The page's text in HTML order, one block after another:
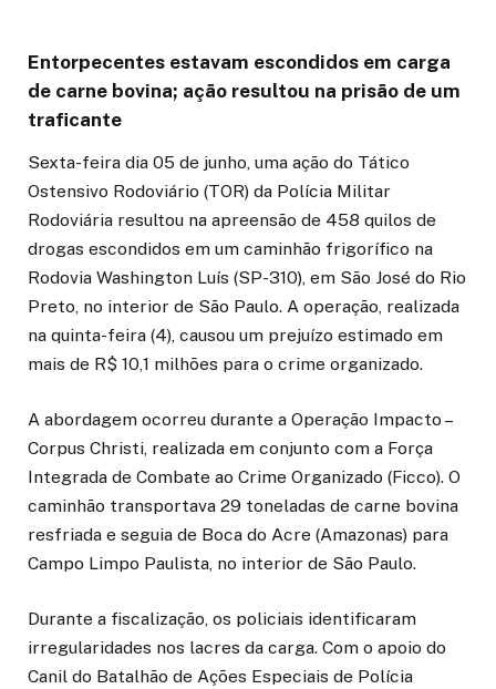
Entorpecentes estavam escondidos em carga
de carne bovina; ação resultou na prisão de um
traficante
Sexta-feira dia 05 de junho, uma ação do Tático
Ostensivo Rodoviário (TOR) da Polícia Militar
Rodoviária resultou na apreensão de 458 quilos de
drogas escondidos em um caminhão frigorífico na
Rodovia Washington Luís (SP-310), em São José do Rio
Preto, no interior de São Paulo. A operação, realizada
na quinta-feira (4), causou um prejuízo estimado em
mais de R$ 10,1 milhões para o crime organizado.
A abordagem ocorreu durante a Operação Impacto –
Corpus Christi, realizada em conjunto com a Força
Integrada de Combate ao Crime Organizado (Ficco). O
caminhão transportava 29 toneladas de carne bovina
resfriada e seguia de Boca do Acre (Amazonas) para
Campo Limpo Paulista, no interior de São Paulo.
Durante a fiscalização, os policiais identificaram
irregularidades nos lacres da carga. Com o apoio do
Canil do Batalhão de Ações Especiais de Polícia